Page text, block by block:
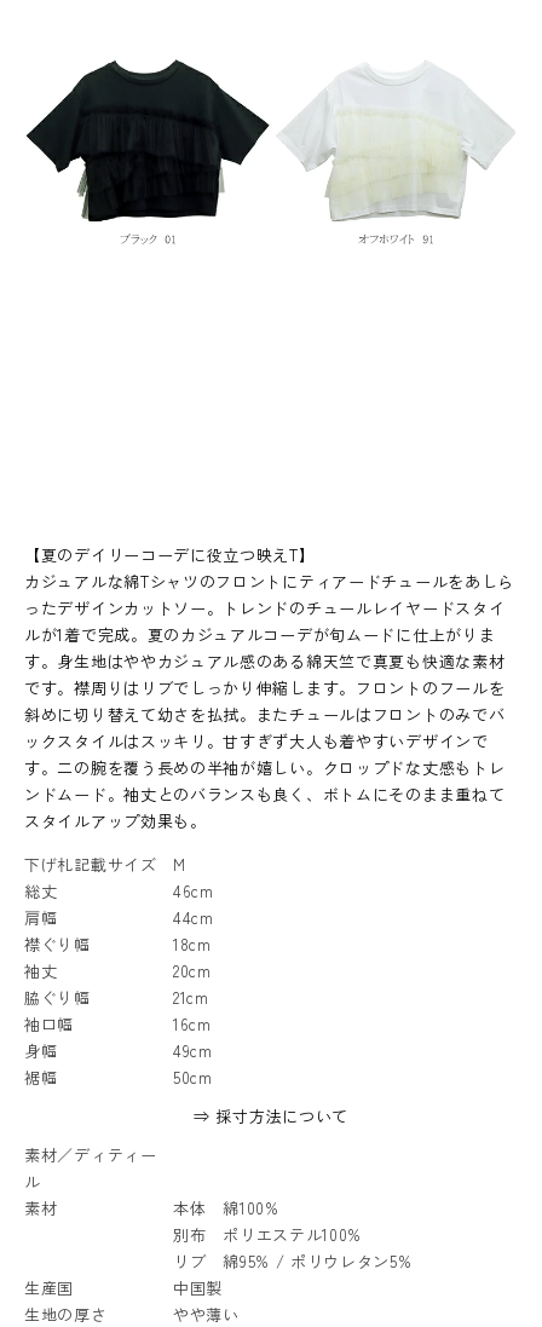
【夏のデイリーコーデに役立つ映えT】
カジュアルな綿Tシャツのフロントにティアードチュールをあしら
ったデザインカットソー。トレンドのチュールレイヤードスタイ
ルが1着で完成。夏のカジュアルコーデが旬ムードに仕上がりま
す。身生地はややカジュアル感のある綿天竺で真夏も快適な素材
です。襟周りはリブでしっかり伸縮します。フロントのフールを
斜めに切り替えて幼さを払拭。またチュールはフロントのみでバ
ックスタイルはスッキリ。甘すぎず大人も着やすいデザインで
す。二の腕を覆う長めの半袖が嬉しい。クロップドな丈感もトレ
ンドムード。袖丈とのバランスも良く、ボトムにそのまま重ねて
スタイルアップ効果も。
下げ札記載サイズ
M
総丈
46cm
肩幅
44cm
襟ぐり幅
18cm
袖丈
20cm
脇ぐり幅
21cm
袖口幅
16cm
身幅
49cm
裾幅
50cm
⇒ 採寸方法について
素材／ディティー
ル
素材
本体 綿100%
別布 ポリエステル100%
リブ 綿95% / ポリウレタン5%
生産国
中国製
生地の厚さ
やや薄い